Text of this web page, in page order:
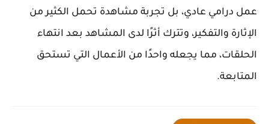
عمل درامي عادي، بل تجربة مشاهدة تحمل الكثير من
الإثارة والتفكير، وتترك أثرًا لدى المشاهد بعد انتهاء
الحلقات، مما يجعله واحدًا من الأعمال التي تستحق
المتابعة.